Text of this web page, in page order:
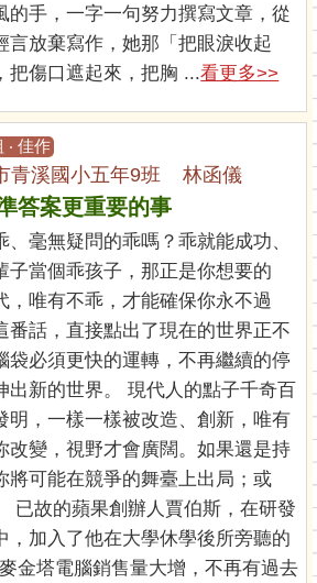
的手，一字一句努力撰寫文章，從
言放棄寫作，她那「把眼淚收起
把傷口遮起來，把胸 ...看更多>>
‧ 佳作
青溪國小五年9班 林函儀
答案更重要的事
、毫無疑問的乖嗎？乖就能成功、
子當個乖孩子，那正是你想要的
，唯有不乖，才能確保你永不過
話，直接點出了現在的世界正不
袋必須更快的運轉，不再繼續的停
出新的世界。 現代人的點子千奇百
明，一樣一樣被改造、創新，唯有
改變，視野才會廣闊。如果還是持
將可能在競爭的舞臺上出局；或
已故的蘋果創辦人賈伯斯，在研發
，加入了他在大學休學後所旁聽的
金塔電腦銷售量大增，不再有過去